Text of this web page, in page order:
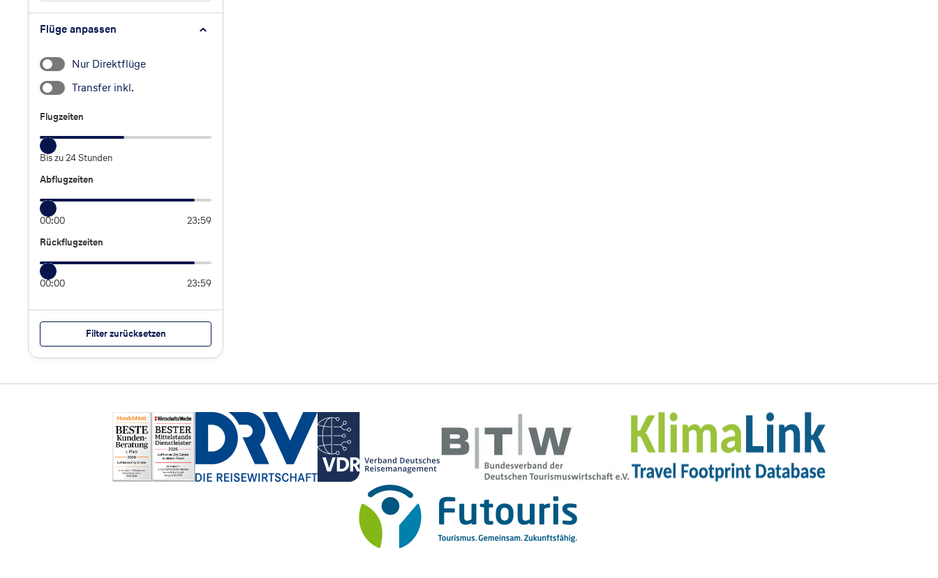
Flüge anpassen
Nur Direktflüge
Transfer inkl.
Flugzeiten
Flugzeiten
Bis zu 24 Stunden
Abflugzeiten
Abflugzeiten
00:00 23:59
Rückflugzeiten
Rückflugzeiten
00:00 23:59
Filter zurücksetzen